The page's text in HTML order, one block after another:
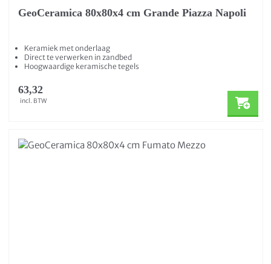
GeoCeramica 80x80x4 cm Grande Piazza Napoli
Keramiek met onderlaag
Direct te verwerken in zandbed
Hoogwaardige keramische tegels
63,32
incl. BTW